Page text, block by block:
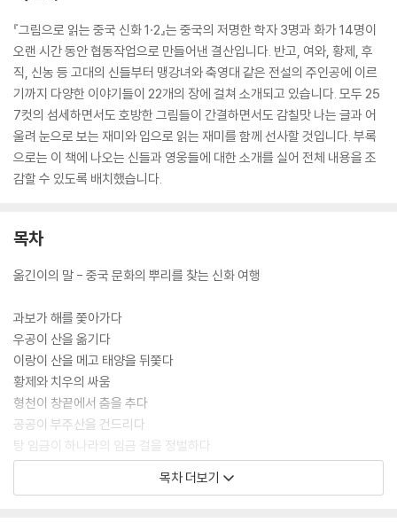
『그림으로 읽는 중국 신화 1·2』는 중국의 저명한 학자 3명과 화가 14명이
오랜 시간 동안 협동작업으로 만들어낸 결산입니다. 반고, 여와, 황제, 후
직, 신농 등 고대의 신들부터 맹강녀와 축영대 같은 전설의 주인공에 이르
기까지 다양한 이야기들이 22개의 장에 걸쳐 소개되고 있습니다. 모두 25
7컷의 섬세하면서도 호방한 그림들이 간결하면서도 감칠맛 나는 글과 어
울려 눈으로 보는 재미와 입으로 읽는 재미를 함께 선사할 것입니다. 부록
으로는 이 책에 나오는 신들과 영웅들에 대한 소개를 실어 전체 내용을 조
감할 수 있도록 배치했습니다.
목차
옮긴이의 말 - 중국 문화의 뿌리를 찾는 신화 여행
과보가 해를 쫓아가다
우공이 산을 옮기다
이랑이 산을 메고 태양을 뒤쫓다
황제와 치우의 싸움
형천이 창끝에서 춤을 추다
공공이 부주산을 건드리다
탕 임금이 하나라의 임금 걸을 정벌하다
견우와 직녀
목차 더보기